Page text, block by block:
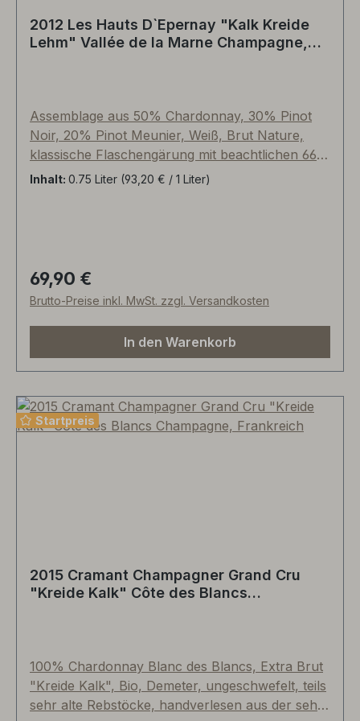
2012 Les Hauts D`Epernay "Kalk Kreide
Lehm" Vallée de la Marne Champagne,
Assemblage aus 50% Chardonnay, 30% Pinot
Noir, 20% Pinot Meunier, Weiß, Brut Nature,
klassische Flaschengärung mit beachtlichen 66
Monaten Hefelager, Les Hauts D`Epernay
(Pflanzjahr 1986) - eine top Südlage mit
höchstem Kreideanteil. Die Weinberge mit den
restlichen Traubensorten Pinot Noir und Pinot
Meunier stammen im Gegensatz dazu von einem
stark kalkstein- und sandhaltigen Terroir,
Perlage, strohgelb, reif, hefig, Schwarzbrot,
feinröstiges Tannin, burgundisch, kräftige Säure,
Inhalt: 0.75 Liter (93,20 € / 1 Liter)
Regulärer Preis:
69,90 €
Brutto-Preise inkl. MwSt. zzgl. Versandkosten
In den Warenkorb
Startpreis
2015 Cramant Champagner Grand Cru
"Kreide Kalk" Côte des Blancs
100% Chardonnay Blanc des Blancs, Extra Brut
"Kreide Kalk", Bio, Demeter, ungeschwefelt, teils
sehr alte Rebstöcke, handverlesen aus der sehr